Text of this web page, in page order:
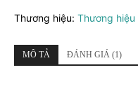
vitamin
và
các
Thương hiệu: Thương hiệu
MÔ TẢ ĐÁNH GIÁ (1)